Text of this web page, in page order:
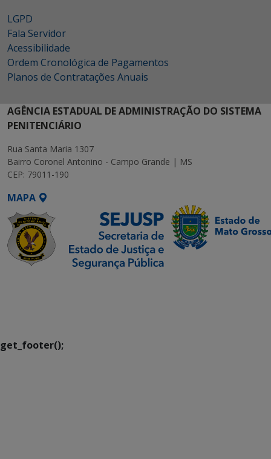
LGPD
Fala Servidor
Acessibilidade
Ordem Cronológica de Pagamentos
Planos de Contratações Anuais
AGÊNCIA ESTADUAL DE ADMINISTRAÇÃO DO SISTEMA
PENITENCIÁRIO
Rua Santa Maria 1307
Bairro Coronel Antonino - Campo Grande | MS
CEP: 79011-190
MAPA
get_footer();